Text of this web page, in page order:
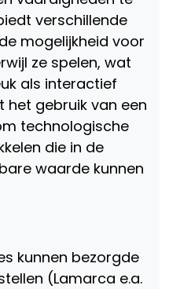
verschillende
mogelijkheid voor
ze spelen, wat
als interactief
het gebruik van een
technologische
die in de
waarde kunnen
kunnen bezorgde
(Lamarca e.a.